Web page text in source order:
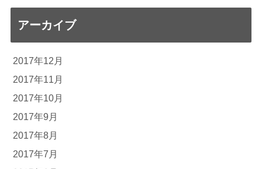
アーカイブ
2017年12月
2017年11月
2017年10月
2017年9月
2017年8月
2017年7月